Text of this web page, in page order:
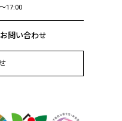
17:00
問い合わせ